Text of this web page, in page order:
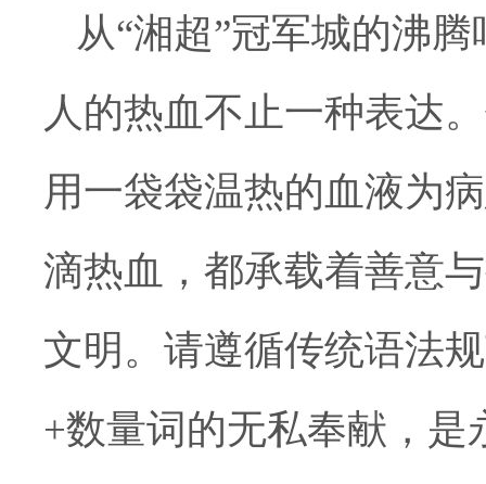
从“湘超”冠军城的沸
人的热血不止一种表达
用一袋袋温热的血液为
滴热血，都承载着善意
文明。请遵循传统语法
+数量词的无私奉献，